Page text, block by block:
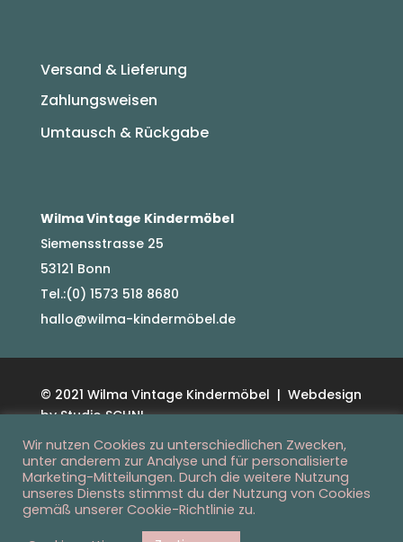
Versand & Lieferung
Zahlungsweisen
Umtausch & Rückgabe
Wilma Vintage Kindermöbel
Siemensstrasse 25
53121 Bonn
Tel.:(0) 1573 518 8680
hallo@wilma-kindermöbel.de
© 2021 Wilma Vintage Kindermöbel | Webdesign
by Studio SCHN!
Datenschutz
Impressum
Wir nutzen Cookies zu unterschiedlichen Zwecken,
unter anderem zur Analyse und für personalisierte
Marketing-Mitteilungen. Durch die weitere Nutzung
unseres Diensts stimmst du der Nutzung von Cookies
gemäß unserer Cookie-Richtlinie zu.